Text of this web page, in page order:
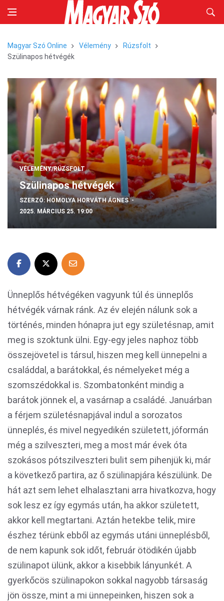
Magyar Szó Online Vélemény
Rúzsfolt
Szülinapos hétvégék
VÉLEMÉNY/RÚZSFOLT
Szülinapos hétvégék
SZERZŐ: HOMOLYA HORVÁTH ÁGNES
2025. MÁRCIUS 25. 19:00
Ünneplős hétvégéken vagyunk túl és ünneplős
hétvégék várnak ránk. Az év elején nálunk sok a
történés, minden hónapra jut egy születésnap, amit
meg is szoktunk ülni. Egy-egy jeles naphoz több
összejövetel is társul, hiszen meg kell ünnepelni a
családdal, a barátokkal, és némelyeket még a
szomszédokkal is. Szombatonként mindig a
barátok jönnek el, a vasárnap a családé. Januárban
a férjem születésnapjával indul a sorozatos
ünneplés, és mivel negyedikén született, jóformán
még a szilveszteri, meg a most már évek óta
szokásos pótszilveszteri bulit sem pihenjük ki, már
a következő partira, az ő szülinapjára készülünk. De
hát azt sem lehet elhalasztani arra hivatkozva, hogy
sok lesz ez így egymás után, ha akkor született,
akkor kell megtartani. Aztán hetekbe telik, mire
észhez térünk ebből az egymás utáni ünneplésből,
de nem kapunk sok időt, február ötödikén újabb
szülinapot ülünk, akkor a kisebbik lányunkét. A
gyerkőcös szülinapokon sokkal nagyobb társaság
jön össze, mint a mi ünnepeinken, hiszen sok a